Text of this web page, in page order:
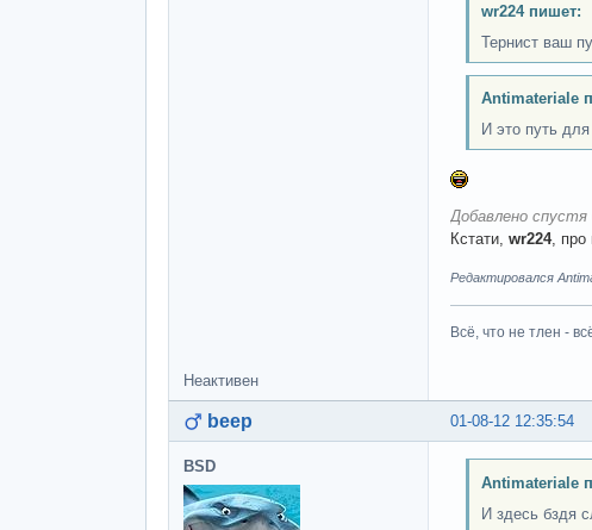
wr224 пишет:
Тернист ваш
Antimateriale
И это путь
Добавлено спустя
Кстати, wr224, про
Редактировался
Всё, что не тлен -
Неактивен
01-08-12 12:35:54
beep
BSD
Antimateriale
И здесь бздя